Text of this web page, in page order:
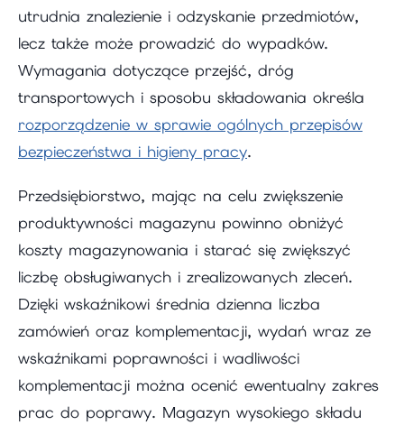
utrudnia znalezienie i odzyskanie przedmiotów,
lecz także może prowadzić do wypadków.
Wymagania dotyczące przejść, dróg
transportowych i sposobu składowania określa
rozporządzenie w sprawie ogólnych przepisów
bezpieczeństwa i higieny pracy.
Przedsiębiorstwo, mając na celu zwiększenie
produktywności magazynu powinno obniżyć
koszty magazynowania i starać się zwiększyć
liczbę obsługiwanych i zrealizowanych zleceń.
Dzięki wskaźnikowi średnia dzienna liczba
zamówień oraz komplementacji, wydań wraz ze
wskaźnikami poprawności i wadliwości
komplementacji można ocenić ewentualny zakres
prac do poprawy. Magazyn wysokiego składu